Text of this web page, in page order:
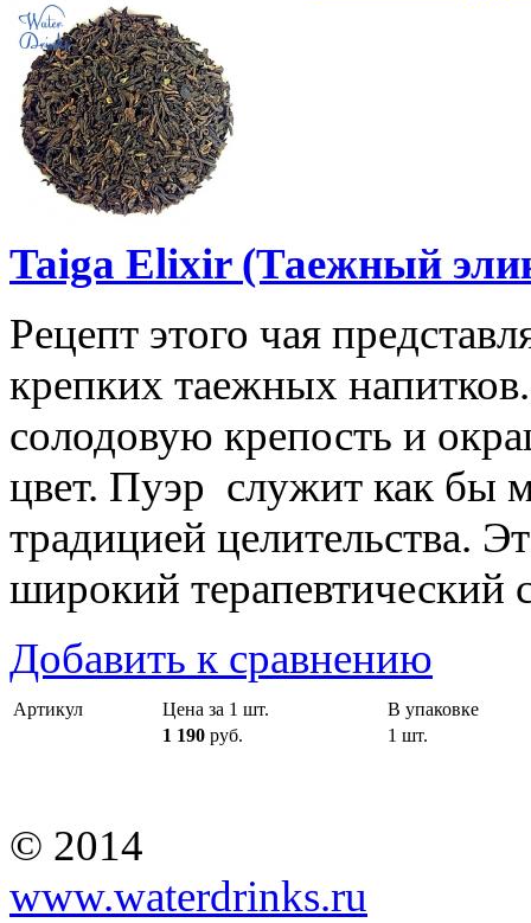
Taiga Elixir (Таежный
Рецепт этого чая
крепких таежных
солодовую крепость и
цвет. Пуэр служит как бы
традицией целительства.
широкий терапевтический
Добавить к сравнению
Артикул Цена за 1 шт.
В упаковке
1 190 руб. 1 шт.
© 2014
www.waterdrinks.ru